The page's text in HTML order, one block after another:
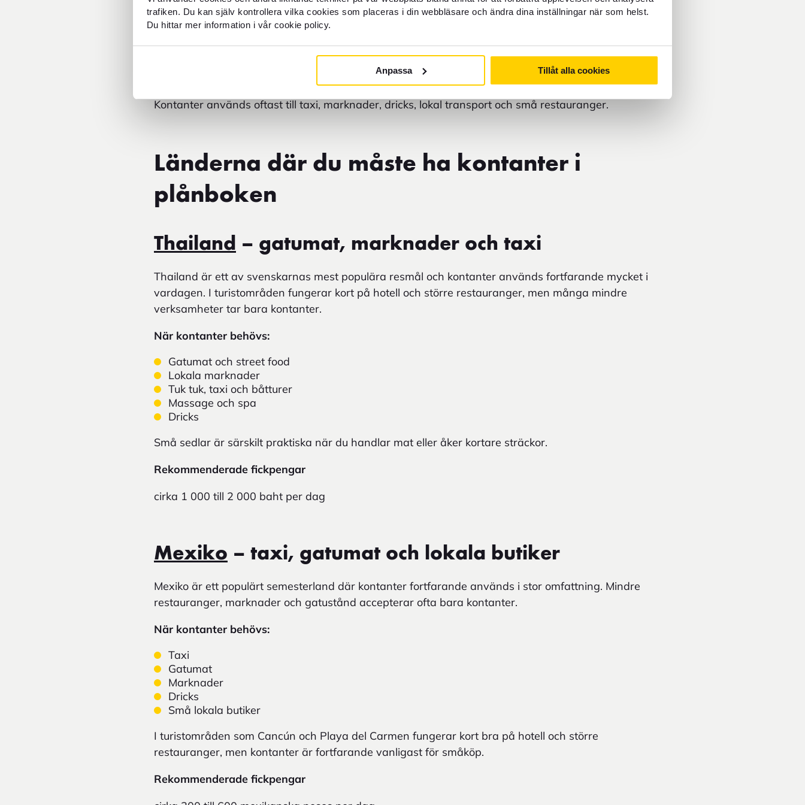
trafiken. Du kan själv kontrollera vilka cookies som placeras i din webbläsare och ändra dina inställningar när som helst.
Du hittar mer information i vår cookie policy.
Anpassa Tillåt alla cookies
Ungefärliga riktlinjer
165–330 kronor per dag i Nordafrika och Latinamerika
Kontanter används oftast till taxi, marknader, dricks, lokal transport och små restauranger.
Länderna där du måste ha kontanter i
plånboken
Thailand – gatumat, marknader och taxi
Thailand är ett av svenskarnas mest populära resmål och kontanter används fortfarande mycket i
vardagen. I turistområden fungerar kort på hotell och större restauranger, men många mindre
verksamheter tar bara kontanter.
När kontanter behövs:
Gatumat och street food
Lokala marknader
Tuk tuk, taxi och båtturer
Massage och spa
Dricks
Små sedlar är särskilt praktiska när du handlar mat eller åker kortare sträckor.
Rekommenderade fickpengar
cirka 1 000 till 2 000 baht per dag
Mexiko – taxi, gatumat och lokala butiker
Mexiko är ett populärt semesterland där kontanter fortfarande används i stor omfattning. Mindre
restauranger, marknader och gatustånd accepterar ofta bara kontanter.
När kontanter behövs:
Taxi
Gatumat
Marknader
Dricks
Små lokala butiker
I turistområden som Cancún och Playa del Carmen fungerar kort bra på hotell och större
restauranger, men kontanter är fortfarande vanligast för småköp.
Rekommenderade fickpengar